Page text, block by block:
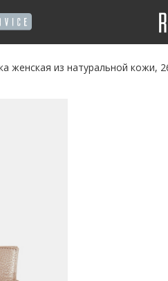
женская из натуральной кожи,